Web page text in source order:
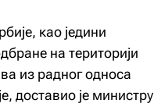
као једини
на територији
из радног односа
доставио је министру